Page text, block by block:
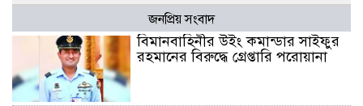
জনপ্রিয় সংবাদ
বিমানবাহিনীর উইং কমান্ডার সাইফুর
রহমানের বিরুদ্ধে গ্রেপ্তারি পরোয়ানা